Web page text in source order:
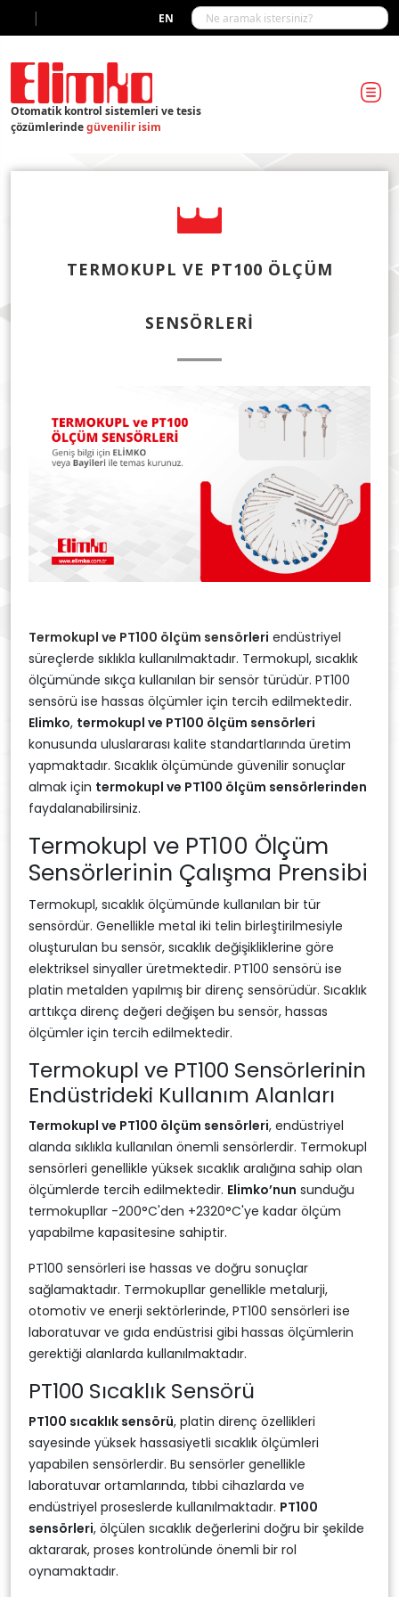
EN
|
Otomatik kontrol sistemleri ve tesis
çözümlerindegüvenilir isim
TERMOKUPL VE PT100 ÖLÇÜM
SENSÖRLERI
Termokupl ve PT100 ölçüm sensörleri endüstriyel
süreçlerde sıklıkla kullanılmaktadır. Termokupl, sıcaklık
ölçümünde sıkça kullanılan bir sensör türüdür. PT100
sensörü ise hassas ölçümler için tercih edilmektedir.
Elimko, termokupl ve PT100 ölçüm sensörleri
konusunda uluslararası kalite standartlarında üretim
yapmaktadır. Sıcaklık ölçümünde güvenilir sonuçlar
almak için termokupl ve PT100 ölçüm sensörlerinden
faydalanabilirsiniz.
Termokupl ve PT100 Ölçüm
Sensörlerinin Çalışma Prensibi
Termokupl, sıcaklık ölçümünde kullanılan bir tür
sensördür. Genellikle metal iki telin birleştirilmesiyle
oluşturulan bu sensör, sıcaklık değişikliklerine göre
elektriksel sinyaller üretmektedir. PT100 sensörü ise
platin metalden yapılmış bir direnç sensörüdür. Sıcaklık
arttıkça direnç değeri değişen bu sensör, hassas
ölçümler için tercih edilmektedir.
Termokupl ve PT100 Sensörlerinin
Endüstrideki Kullanım Alanları
Termokupl ve PT100 ölçüm sensörleri, endüstriyel
alanda sıklıkla kullanılan önemli sensörlerdir. Termokupl
sensörleri genellikle yüksek sıcaklık aralığına sahip olan
ölçümlerde tercih edilmektedir. Elimko’nun sunduğu
termokupllar -200°C'den +2320°C'ye kadar ölçüm
yapabilme kapasitesine sahiptir.
PT100 sensörleri ise hassas ve doğru sonuçlar
sağlamaktadır. Termokupllar genellikle metalurji,
otomotiv ve enerji sektörlerinde, PT100 sensörleri ise
laboratuvar ve gıda endüstrisi gibi hassas ölçümlerin
gerektiği alanlarda kullanılmaktadır.
PT100 Sıcaklık Sensörü
PT100 sıcaklık sensörü, platin direnç özellikleri
sayesinde yüksek hassasiyetli sıcaklık ölçümleri
yapabilen sensörlerdir. Bu sensörler genellikle
laboratuvar ortamlarında, tıbbi cihazlarda ve
endüstriyel proseslerde kullanılmaktadır. PT100
sensörleri, ölçülen sıcaklık değerlerini doğru bir şekilde
aktararak, proses kontrolünde önemli bir rol
oynamaktadır.